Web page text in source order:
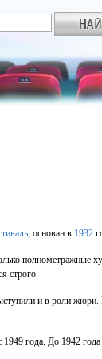
, основан в 1932
строго.
и в роли
года. До 1942